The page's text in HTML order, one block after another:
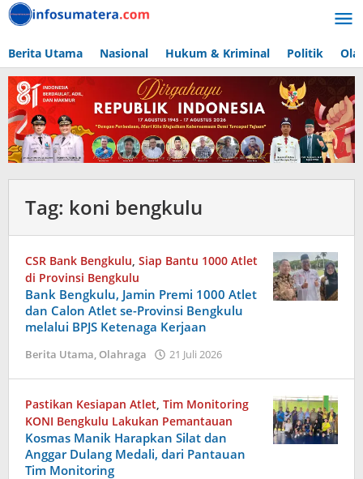
Lewati
ke
Berita Utama Nasional Hukum & Kriminal Politik
Tag: koni bengkulu
CSR Bank Bengkulu, Siap Bantu 1000 Atlet
di Provinsi Bengkulu
Bank Bengkulu, Jamin Premi 1000 Atlet
dan Calon Atlet se-Provinsi Bengkulu
melalui BPJS Ketenaga Kerjaan
Berita Utama, Olahraga 21 Juli 2026
Pastikan Kesiapan Atlet, Tim Monitoring
KONI Bengkulu Lakukan Pemantauan
Kosmas Manik Harapkan Silat dan
Anggar Dulang Medali, dari Pantauan
Tim Monitoring